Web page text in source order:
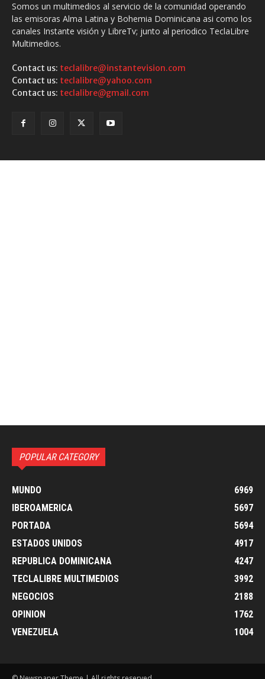
Somos un multimedios al servicio de la comunidad operando
las emisoras Alma Latina y Bohemia Dominicana asi como los
canales Instante visión y LibreTv; junto al periodico TeclaLibre
Multimedios.
Contact us: teclalibre@instantevision.com
Contact us: teclalibre@yahoo.com
Contact us: teclalibre@gmail.com
POPULAR CATEGORY
MUNDO
6969
IBEROAMERICA
5697
PORTADA
5694
ESTADOS UNIDOS
4917
REPUBLICA DOMINICANA
4247
TECLALIBRE MULTIMEDIOS
3992
NEGOCIOS
2188
OPINION
1762
VENEZUELA
1004